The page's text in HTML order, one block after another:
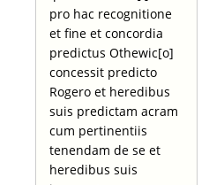
pro hac recognitione
et fine et concordia
predictus Othewic[o]
concessit predicto
Rogero et heredibus
suis predictam acram
cum pertinentiis
tenendam de se et
heredibus suis